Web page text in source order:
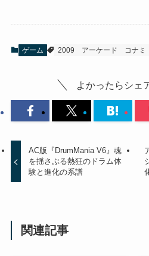
ゲーム 2009 アーケード コナミ
よかったらシェ
AC版『DrumMania V6』魂
を揺さぶる熱狂のドラム体
験と進化の系譜
関連記事